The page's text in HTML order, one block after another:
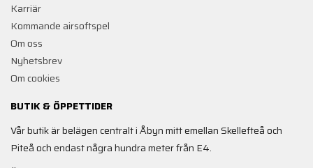
Karriär
Kommande airsoftspel
Om oss
Nyhetsbrev
Om cookies
BUTIK & ÖPPETTIDER
Vår butik är belägen centralt i Åbyn mitt emellan Skellefteå och
Piteå och endast några hundra meter från E4.